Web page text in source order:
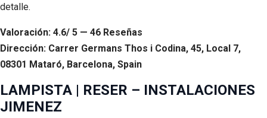
detalle.
Valoración: 4.6/ 5 — 46 Reseñas
Dirección: Carrer Germans Thos i Codina, 45, Local 7,
08301 Mataró, Barcelona, Spain
LAMPISTA | RESER – INSTALACIONES
JIMENEZ